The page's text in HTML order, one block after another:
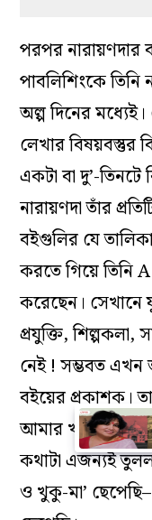
পরপর নারায়ণদার
পাবলিশিংকে
অল্প দিনের
লেখার বিষয়বস্তুর
একটা বা দু’-তিনটে
নারায়ণদা তাঁর
বইগুলির যে
করতে গিয়ে তিনি
করেছেন। সেখানে
প্রযুক্তি,
নেই ! সম্ভবত এখন
বইয়ের প্রকাশক।
আমার খানিকটা
কথাটা এজন্যই
ও খুকু-মা’